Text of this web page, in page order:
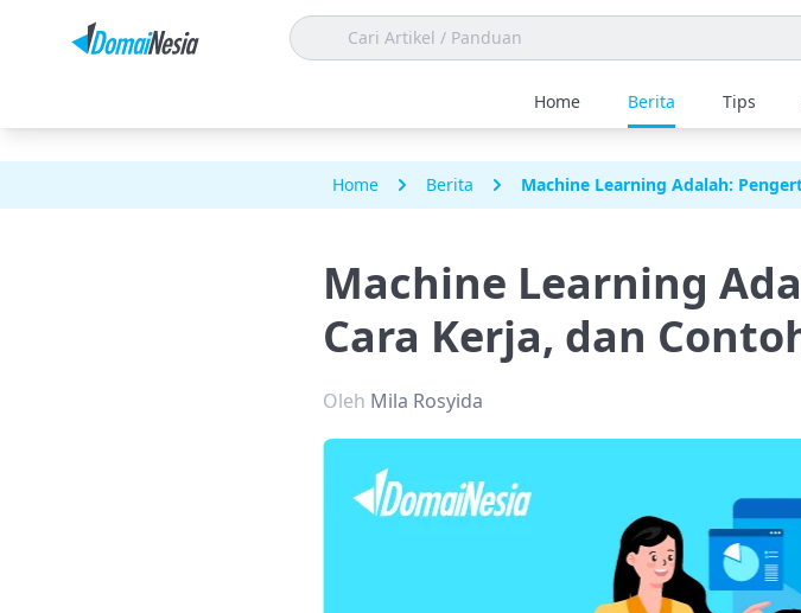
Home Berita Tips
Home Berita Machine Learning Adalah:
Machine Learning
Cara Kerja, dan
Oleh Mila Rosyida